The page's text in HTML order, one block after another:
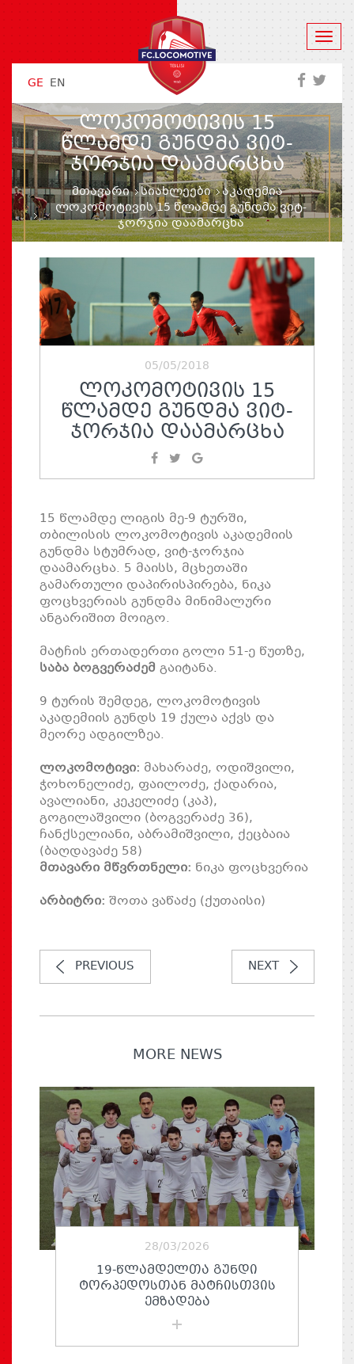
GE EN
ᲚᲝᲙᲝᲛᲝᲢᲘᲕᲘᲡ 15
ᲬᲚᲐᲛᲓᲔ ᲒᲣᲜᲓᲛᲐ ᲕᲘᲢ-
ᲯᲝᲠᲯᲘᲐ ᲓᲐᲐᲛᲐᲠᲪᲮᲐ
მთავარი სიახლეები
აკადემია
ლოკომოტივის 15 წლამდე გუნდმა ვიტ-
ჯორჯია დაამარცხა
05/05/2018
ᲚᲝᲙᲝᲛᲝᲢᲘᲕᲘᲡ 15
ᲬᲚᲐᲛᲓᲔ ᲒᲣᲜᲓᲛᲐ ᲕᲘᲢ-
ᲯᲝᲠᲯᲘᲐ ᲓᲐᲐᲛᲐᲠᲪᲮᲐ
15 წლამდე ლიგის მე-9 ტურში,
თბილისის ლოკომოტივის აკადემიის
გუნდმა სტუმრად, ვიტ-ჯორჯია
დაამარცხა. 5 მაისს, მცხეთაში
გამართული დაპირისპირება, ნიკა
ფოცხვერიას გუნდმა მინიმალური
ანგარიშით მოიგო.
მატჩის ერთადერთი გოლი 51-ე წუთზე,
საბა ბოგვერაძემ გაიტანა.
9 ტურის შემდეგ, ლოკომოტივის
აკადემიის გუნდს 19 ქულა აქვს და
მეორე ადგილზეა.
ლოკომოტივი: მახარაძე, ოდიშვილი,
ჭოხონელიძე, ფაილოძე, ქადარია,
ავალიანი, კეკელიძე (კაპ),
გოგილაშვილი (ბოგვერაძე 36),
ჩანქსელიანი, აბრამიშვილი, ქეცბაია
(ბაღდავაძე 58)
მთავარი მწვრთნელი: ნიკა ფოცხვერია
არბიტრი: შოთა ვაწაძე (ქუთაისი)
PREVIOUS NEXT
MORE NEWS
28/03/2026
19-ᲬᲚᲐᲛᲓᲔᲚᲗᲐ ᲒᲣᲜᲓᲘ
ᲢᲝᲠᲞᲔᲓᲝᲡᲗᲐᲜ ᲛᲐᲢᲩᲘᲡᲗᲕᲘᲡ
ᲔᲛᲖᲐᲓᲔᲑᲐ